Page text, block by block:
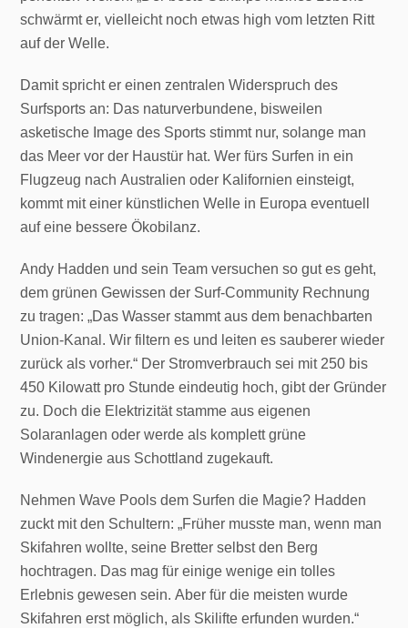
schwärmt er, vielleicht noch etwas high vom letzten Ritt
auf der Welle.
Damit spricht er einen zentralen Widerspruch des
Surfsports an: Das naturverbundene, bisweilen
asketische Image des Sports stimmt nur, solange man
das Meer vor der Haustür hat. Wer fürs Surfen in ein
Flugzeug nach Australien oder Kalifornien einsteigt,
kommt mit einer künstlichen Welle in Europa eventuell
auf eine bessere Ökobilanz.
Andy Hadden und sein Team versuchen so gut es geht,
dem grünen Gewissen der Surf-Community Rechnung
zu tragen: „Das Wasser stammt aus dem benachbarten
Union-Kanal. Wir filtern es und leiten es sauberer wieder
zurück als vorher.“ Der Stromverbrauch sei mit 250 bis
450 Kilowatt pro Stunde eindeutig hoch, gibt der Gründer
zu. Doch die Elektrizität stamme aus eigenen
Solaranlagen oder werde als komplett grüne
Windenergie aus Schottland zugekauft.
Nehmen Wave Pools dem Surfen die Magie? Hadden
zuckt mit den Schultern: „Früher musste man, wenn man
Skifahren wollte, seine Bretter selbst den Berg
hochtragen. Das mag für einige wenige ein tolles
Erlebnis gewesen sein. Aber für die meisten wurde
Skifahren erst möglich, als Skilifte erfunden wurden.“